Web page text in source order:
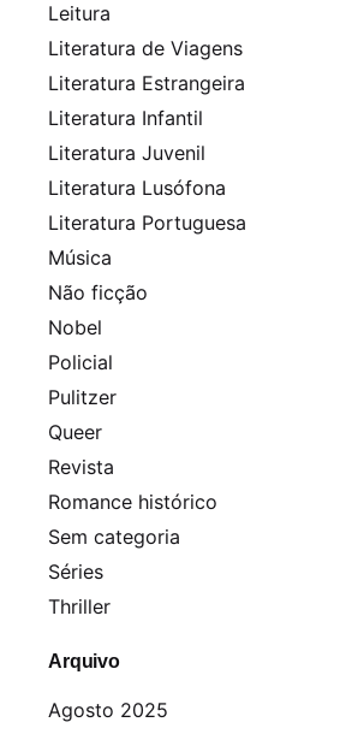
Leitura
Literatura de Viagens
Literatura Estrangeira
Literatura Infantil
Literatura Juvenil
Literatura Lusófona
Literatura Portuguesa
Música
Não ficção
Nobel
Policial
Pulitzer
Queer
Revista
Romance histórico
Sem categoria
Séries
Thriller
Arquivo
Agosto 2025